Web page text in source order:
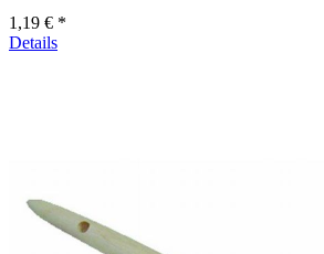
1,19 € *
Details